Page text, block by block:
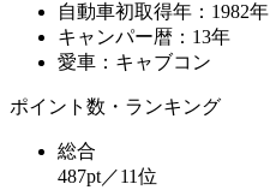
自動車初取得年：1982年
キャンパー暦：13年
愛車：キャブコン
ポイント数・ランキング
総合
487pt／11位